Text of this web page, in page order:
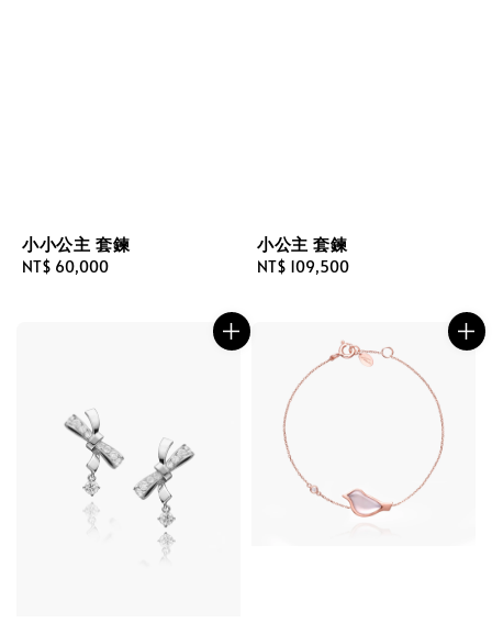
小小公主 套鍊
Regular
NT$ 60,000
小公主 套鍊
Regular
NT$ 109,500